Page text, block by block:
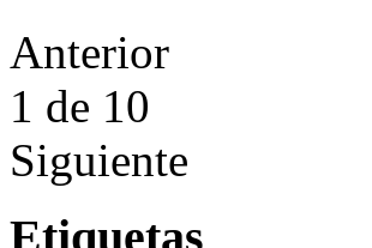
Anterior
1 de 10
Siguiente
Etiquetas